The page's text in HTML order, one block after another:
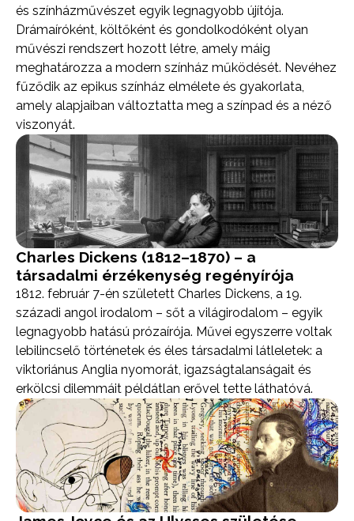
és színházművészet egyik legnagyobb újítója.
Drámaíróként, költőként és gondolkodóként olyan
művészi rendszert hozott létre, amely máig
meghatározza a modern színház működését. Nevéhez
fűződik az epikus színház elmélete és gyakorlata,
amely alapjaiban változtatta meg a színpad és a néző
viszonyát.
Charles Dickens (1812–1870) – a
társadalmi érzékenység regényírója
1812. február 7-én született Charles Dickens, a 19.
századi angol irodalom – sőt a világirodalom – egyik
legnagyobb hatású prózaírója. Művei egyszerre voltak
lebilincselő történetek és éles társadalmi látleletek: a
viktoriánus Anglia nyomorát, igazságtalanságait és
erkölcsi dilemmáit példátlan erővel tette láthatóvá.